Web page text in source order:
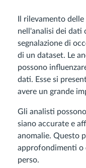
Il rilevamento
nell'analisi dei dati
segnalazione di
di un dataset. Le
possono
dati. Esse si
avere un grande
Gli analisti
siano accurate e
anomalie. Questo
approfondimenti o
perso.